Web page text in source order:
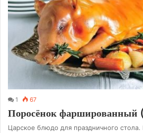
1 67
Поросёнок фаршированный
Царское блюдо для праздничного стола.